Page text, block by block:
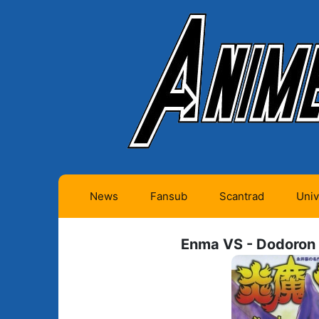
News Fansub
Animes en cours (1)
Animes terminés
Scantrad
Mangas en cours
(Privés) (4)
Mangas en cours
(Publics) (11)
Enma VS -